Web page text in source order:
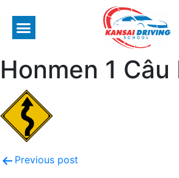
Honmen 1
Previous post